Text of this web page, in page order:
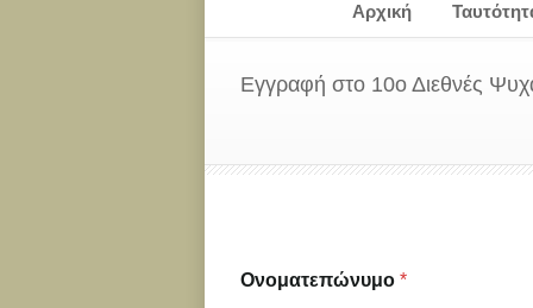
Αρχική
Εγγραφή στο 10ο Διεθνές
Ονοματεπώνυμο *